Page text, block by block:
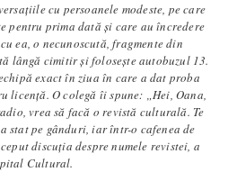
cu persoanele modeste, pe care
pentru prima dată şi care au încredere
ea, o necunoscută, fragmente din
lângă cimitir și foloseşte autobuzul 13.
exact în ziua în care a dat proba
licență. O colegă îi spune: „Hei, Oana,
vrea să facă o revistă culturală. Te
stat pe gânduri, iar într-o cafenea de
discuția despre numele revistei, a
Cultural.